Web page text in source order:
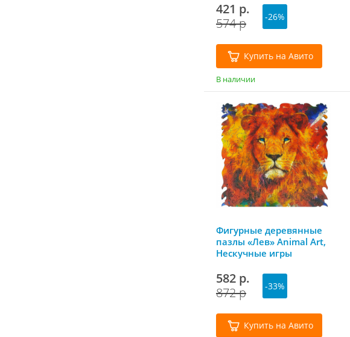
421 р.
574 р
-26%
Купить на Авито
В наличии
Фигурные деревянные
пазлы «Лев» Animal Art,
Нескучные игры
582 р.
872 р
-33%
Купить на Авито